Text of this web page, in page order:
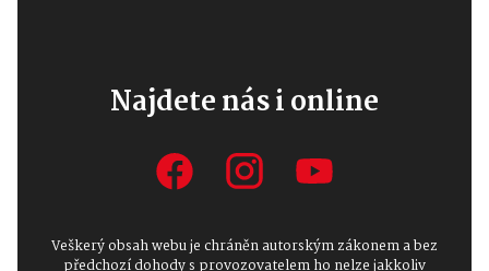
Najdete nás i online
Veškerý obsah webu je chráněn autorským zákonem a bez
předchozí dohody s provozovatelem ho nelze jakkoliv